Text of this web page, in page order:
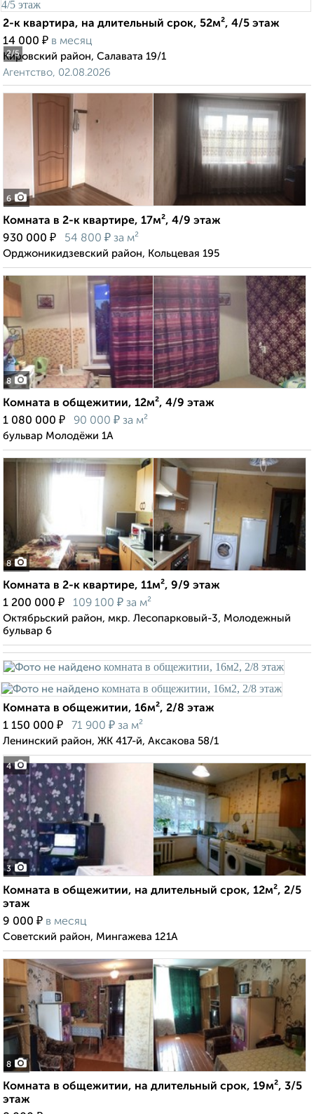
2/5
2-к квартира, на длительный срок, 52м², 4/5 этаж
14 000 ₽ в месяц
Кировский район, Салавата 19/1
Агентство, 02.08.2026
6
Комната в 2-к квартире, 17м², 4/9 этаж
930 000 ₽ 54 800 ₽ за м²
Орджоникидзевский район, Кольцевая 195
8
Комната в общежитии, 12м², 4/9 этаж
1 080 000 ₽ 90 000 ₽ за м²
бульвар Молодёжи 1А
8
Комната в 2-к квартире, 11м², 9/9 этаж
1 200 000 ₽ 109 100 ₽ за м²
Октябрьский район, мкр. Лесопарковый-3, Молодежный
бульвар 6
4
Комната в общежитии, 16м², 2/8 этаж
1 150 000 ₽ 71 900 ₽ за м²
Ленинский район, ЖК 417-й, Аксакова 58/1
3
Комната в общежитии, на длительный срок, 12м², 2/5
этаж
9 000 ₽ в месяц
Советский район, Мингажева 121А
8
Комната в общежитии, на длительный срок, 19м², 3/5
этаж